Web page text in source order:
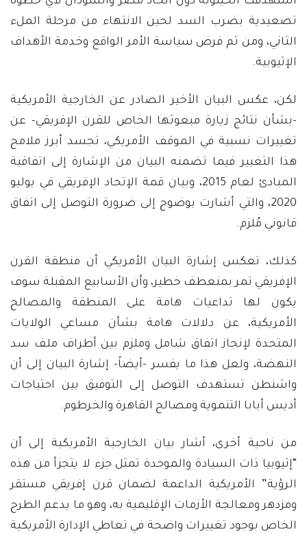
تصعيدية بضرب السد لحين الانتهاء من مرحلة الملء
الثاني، ومن ثم فرض سياسة الأمر الواقع وخدمة الأهداف
الإثيوبية.
لكن، عكس البيان الأخير الصادر عن الخارجية الأمريكية
-بشأن نتائج زيارة مبعوثها الخاص للقرن الإفريقي- عن
تغييرات نسبية في الموقف الأمريكي، تجسد أبرز ملامح
هذا التغيير فيما تضمنه البيان من الإشارة إلى اتفاقية
المبادئ لعام 2015، وبيان قمة الإتحاد الإفريقي في يوليو
2020، والتي أشارت بوضوح إلى ضرورة التوصل إلى اتفاق
قانوني مُلزم.
كذلك، تعكس إشارة البيان الأمريكي أن منطقة القرن
الإفريقي تمر بمنعطف خطير، وأن الأسابيع المقبلة سوف
يكون لها تداعيات هامة على المنطقة والمصالح
الأمريكية، عن دلالات هامة بشأن مساعي الولايات
المتحدة لإنجاز اتفاق شامل وملزم بين أطراف ملف سد
النهضة، ولعل هذا ما يفسر -أيضاً- إشارة البيان إلى أن
واشنطن تستهدف التوصل إلى التوفيق بين احتياجات
أديس أبابا التنموية ومصالح القاهرة والخرطوم.
من ناحية أخرى، أشار بيان الخارجية الأمريكية إلى أن
“إثيوبيا ذات السيادة والموحدة تمثل جزء لا يتجزأ من هذه
الرؤية” الأمريكية الداعمة لضمان قرن إفريقي مستقر
ومزدهر ومعالجة الأزمات الإقليمية به، وهو ما يدعم الطرح
الخاص بوجود تغييرات واضحة في تعاطي الإدارة الأمريكية